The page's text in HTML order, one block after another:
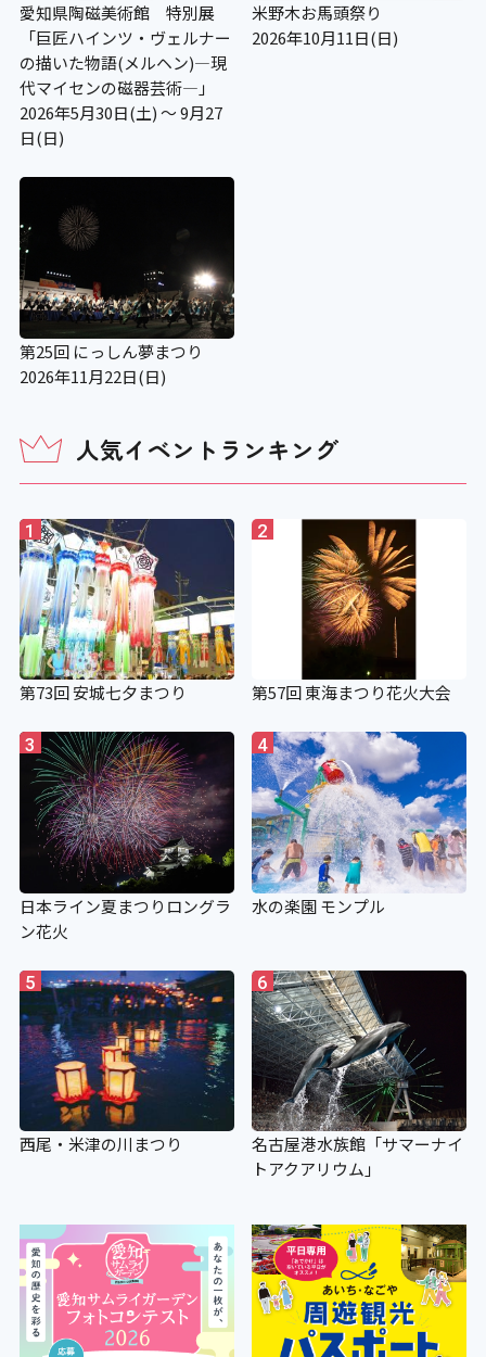
愛知県陶磁美術館 特別展
「巨匠ハインツ・ヴェルナー
の描いた物語(メルヘン)―現
代マイセンの磁器芸術―」
2026年5月30日(土) ～ 9月27
日(日)
米野木お馬頭祭り
2026年10月11日(日)
第25回 にっしん夢まつり
2026年11月22日(日)
人気イベントランキング
1
第73回 安城七夕まつり
2
第57回 東海まつり花火大会
3
日本ライン夏まつりロングラ
ン花火
4
水の楽園 モンプル
5
西尾・米津の川まつり
6
名古屋港水族館「サマーナイ
トアクアリウム」